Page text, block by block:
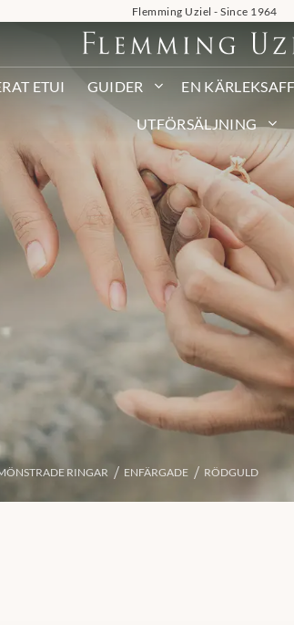
Flemming Uziel - Since 1964
ETUI GUIDER EN
UTFÖRSÄLJNING
RINGAR ENFÄRGADE RÖDGULD